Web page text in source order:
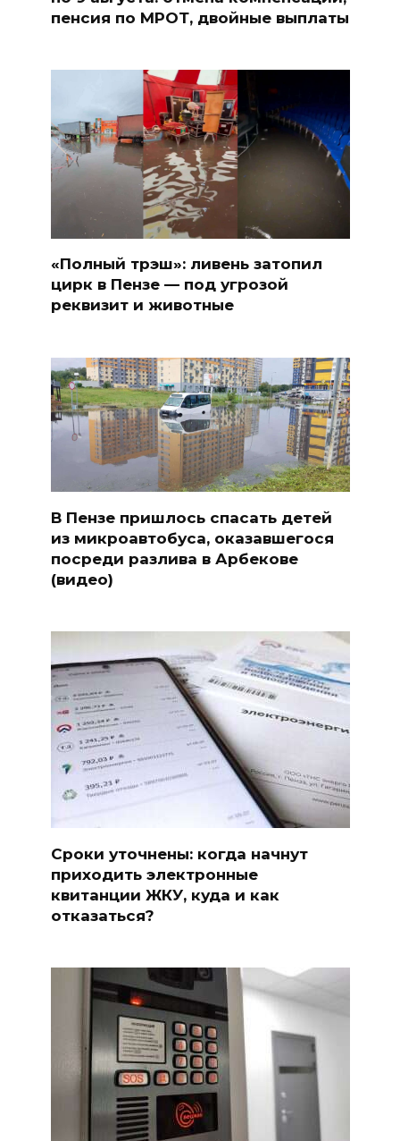
пенсия по МРОТ, двойные выплаты
«Полный трэш»: ливень затопил
цирк в Пензе — под угрозой
реквизит и животные
В Пензе пришлось спасать детей
из микроавтобуса, оказавшегося
посреди разлива в Арбекове
(видео)
Сроки уточнены: когда начнут
приходить электронные
квитанции ЖКУ, куда и как
отказаться?